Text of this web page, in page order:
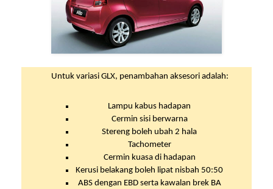
Untuk variasi GLX, penambahan aksesori adalah:
Lampu kabus hadapan
Cermin sisi berwarna
Stereng boleh ubah 2 hala
Tachometer
Cermin kuasa di hadapan
Kerusi belakang boleh lipat nisbah 50:50
ABS dengan EBD serta kawalan brek BA